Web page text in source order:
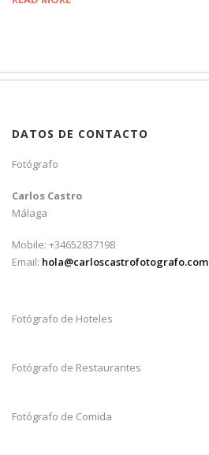
DATOS DE CONTACTO
Fotógrafo
Carlos Castro
Málaga
Mobile: +34652837198
Email: hola@carloscastrofotografo.com
Fotógrafo de Hoteles
Fotógrafo de Restaurantes
Fotógrafo de Comida